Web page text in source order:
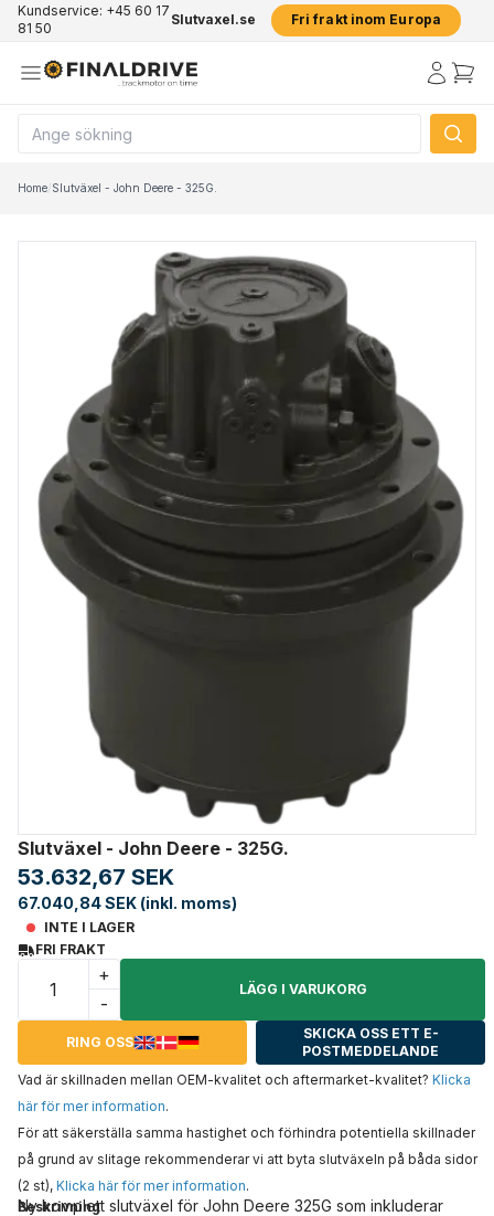
Kundservice: +45 60 17
81 50
Slutvaxel.se Fri frakt inom Europa
Home/Slutväxel - John Deere - 325G.
Slutväxel - John Deere - 325G.
53.632,67 SEK
67.040,84 SEK (inkl. moms)
INTE I LAGER
FRI FRAKT
+
-
LÄGG I VARUKORG
RING OSS
SKICKA OSS ETT E-
POSTMEDDELANDE
Vad är skillnaden mellan OEM-kvalitet och aftermarket-kvalitet? Klicka
här för mer information.
För att säkerställa samma hastighet och förhindra potentiella skillnader
på grund av slitage rekommenderar vi att byta slutväxeln på båda sidor
(2 st), Klicka här för mer information.
Beskrivning
Ny komplett slutväxel för John Deere 325G som inkluderar